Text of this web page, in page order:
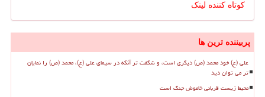
کوتاه کننده لینک
پربیننده ترین ها
علی (ع) خود محمد (ص) دیگری است، و شگفت تر آنکه در سیمای علی (ع)، محمد (ص) را نمایان
تر می توان دید
محیط زیست قربانی خاموش جنگ است